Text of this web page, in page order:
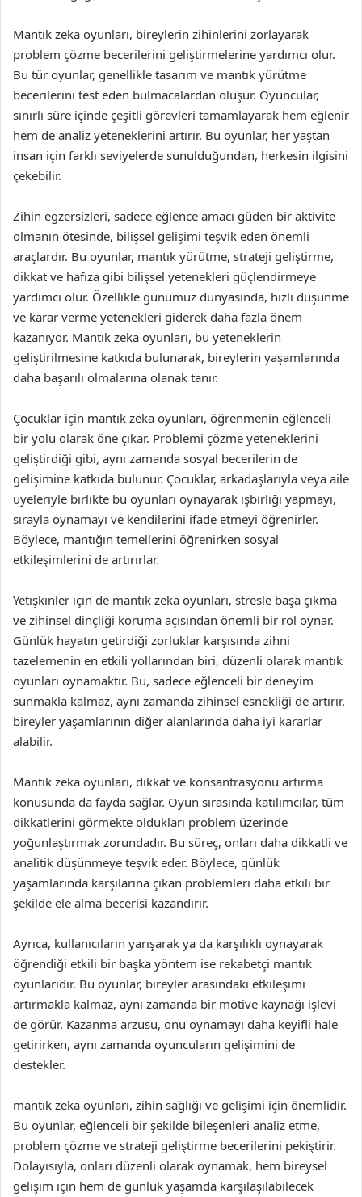
Mantık zeka oyunları, bireylerin zihinlerini zorlayarak
problem çözme becerilerini geliştirmelerine yardımcı olur.
Bu tür oyunlar, genellikle tasarım ve mantık yürütme
becerilerini test eden bulmacalardan oluşur. Oyuncular,
sınırlı süre içinde çeşitli görevleri tamamlayarak hem eğlenir
hem de analiz yeteneklerini artırır. Bu oyunlar, her yaştan
insan için farklı seviyelerde sunulduğundan, herkesin ilgisini
çekebilir.
Zihin egzersizleri, sadece eğlence amacı güden bir aktivite
olmanın ötesinde, bilişsel gelişimi teşvik eden önemli
araçlardır. Bu oyunlar, mantık yürütme, strateji geliştirme,
dikkat ve hafıza gibi bilişsel yetenekleri güçlendirmeye
yardımcı olur. Özellikle günümüz dünyasında, hızlı düşünme
ve karar verme yetenekleri giderek daha fazla önem
kazanıyor. Mantık zeka oyunları, bu yeteneklerin
geliştirilmesine katkıda bulunarak, bireylerin yaşamlarında
daha başarılı olmalarına olanak tanır.
Çocuklar için mantık zeka oyunları, öğrenmenin eğlenceli
bir yolu olarak öne çıkar. Problemi çözme yeteneklerini
geliştirdiği gibi, aynı zamanda sosyal becerilerin de
gelişimine katkıda bulunur. Çocuklar, arkadaşlarıyla veya aile
üyeleriyle birlikte bu oyunları oynayarak işbirliği yapmayı,
sırayla oynamayı ve kendilerini ifade etmeyi öğrenirler.
Böylece, mantığın temellerini öğrenirken sosyal
etkileşimlerini de artırırlar.
Yetişkinler için de mantık zeka oyunları, stresle başa çıkma
ve zihinsel dinçliği koruma açısından önemli bir rol oynar.
Günlük hayatın getirdiği zorluklar karşısında zihni
tazelemenin en etkili yollarından biri, düzenli olarak mantık
oyunları oynamaktır. Bu, sadece eğlenceli bir deneyim
sunmakla kalmaz, aynı zamanda zihinsel esnekliği de artırır.
bireyler yaşamlarının diğer alanlarında daha iyi kararlar
alabilir.
Mantık zeka oyunları, dikkat ve konsantrasyonu artırma
konusunda da fayda sağlar. Oyun sırasında katılımcılar, tüm
dikkatlerini görmekte oldukları problem üzerinde
yoğunlaştırmak zorundadır. Bu süreç, onları daha dikkatli ve
analitik düşünmeye teşvik eder. Böylece, günlük
yaşamlarında karşılarına çıkan problemleri daha etkili bir
şekilde ele alma becerisi kazandırır.
Ayrıca, kullanıcıların yarışarak ya da karşılıklı oynayarak
öğrendiği etkili bir başka yöntem ise rekabetçi mantık
oyunlarıdır. Bu oyunlar, bireyler arasındaki etkileşimi
artırmakla kalmaz, aynı zamanda bir motive kaynağı işlevi
de görür. Kazanma arzusu, onu oynamayı daha keyifli hale
getirirken, aynı zamanda oyuncuların gelişimini de
destekler.
mantık zeka oyunları, zihin sağlığı ve gelişimi için önemlidir.
Bu oyunlar, eğlenceli bir şekilde bileşenleri analiz etme,
problem çözme ve strateji geliştirme becerilerini pekiştirir.
Dolayısıyla, onları düzenli olarak oynamak, hem bireysel
gelişim için hem de günlük yaşamda karşılaşılabilecek